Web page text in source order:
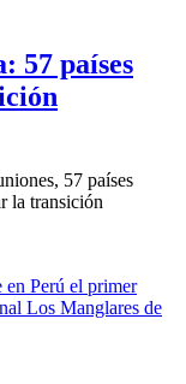
57 países
57 países
la transición